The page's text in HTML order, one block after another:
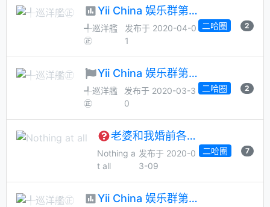
Yii China 娱乐群第 42 次管理员大选
╃巡洋艦
㊣
发布于 2020-04-0
1
二哈圈 2
Yii China 娱乐群第 42 次管理员月选候选人征集
╃巡洋艦
㊣
发布于 2020-03-3
0
二哈圈 2
老婆和我婚前各有一套房，婚后再买一套算首套房吗？
Nothing a
t all
发布于 2020-0
3-09
二哈圈 7
Yii China 娱乐群第 41 次管理员大选